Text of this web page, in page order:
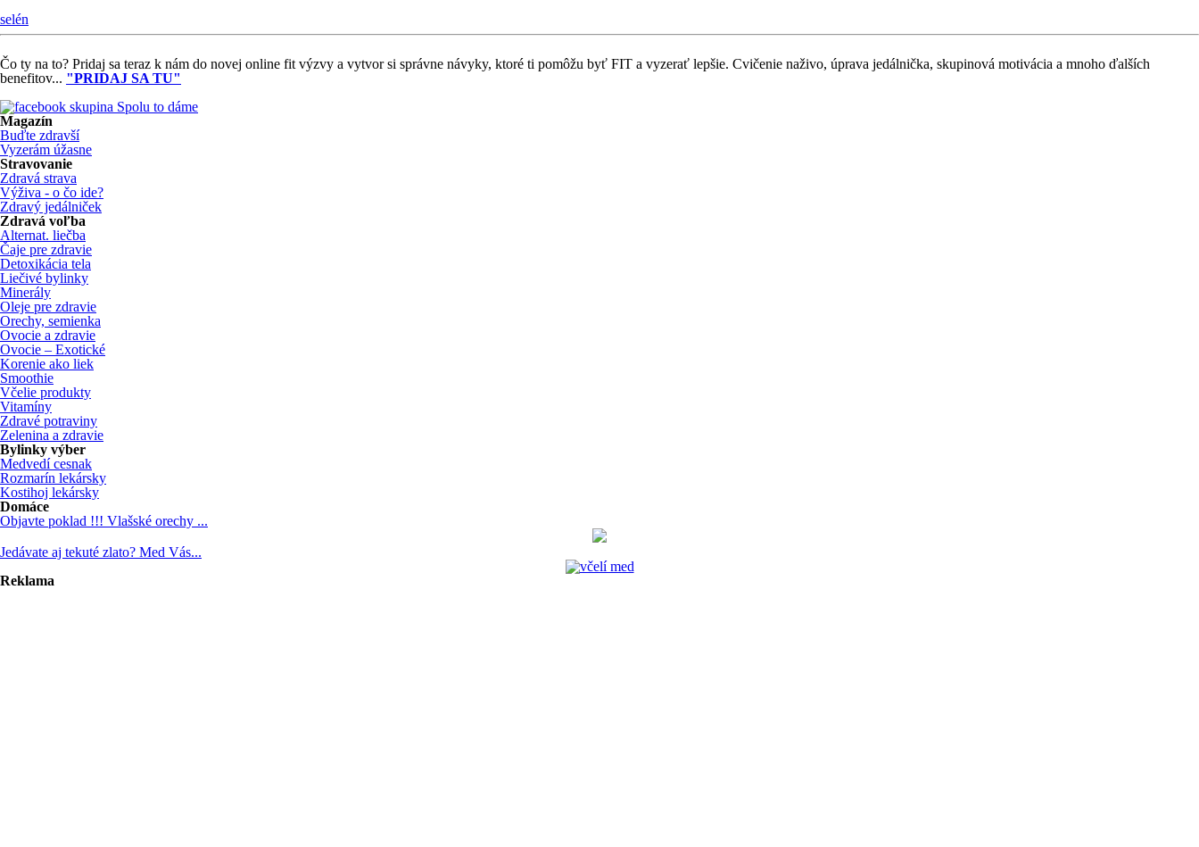
selén
Čo ty na to? Pridaj sa teraz k nám do novej online fit výzvy a vytvor si správne návyky, ktoré ti pomôžu byť FIT a vyzerať lepšie. Cvičenie naživo, úprava jedálnička, skupinová motivácia a mnoho ďalších
benefitov... "PRIDAJ SA TU"
Magazín
Buďte zdravší
Vyzerám úžasne
Stravovanie
Zdravá strava
Výživa - o čo ide?
Zdravý jedálniček
Zdravá voľba
Alternat. liečba
Čaje pre zdravie
Detoxikácia tela
Liečivé bylinky
Minerály
Oleje pre zdravie
Orechy, semienka
Ovocie a zdravie
Ovocie – Exotické
Korenie ako liek
Smoothie
Včelie produkty
Vitamíny
Zdravé potraviny
Zelenina a zdravie
Bylinky výber
Medvedí cesnak
Rozmarín lekársky
Kostihoj lekársky
Domáce
Objavte poklad !!! Vlašské orechy ...
Jedávate aj tekuté zlato? Med Vás...
Reklama